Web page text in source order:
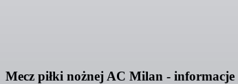
Mecz piłki nożnej AC Milan - informacje